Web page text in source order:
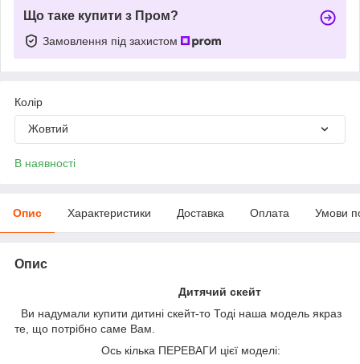
Що таке купити з Пром?
Замовлення під захистом
Колір
Жовтий
В наявності
Опис Характеристики Доставка Оплата Умови
Опис
Дитячий скейт
Ви надумали купити дитині скейт-то Тоді наша модель якраз
те, що потрібно саме Вам.
Ось кілька ПЕРЕВАГИ цієї моделі: